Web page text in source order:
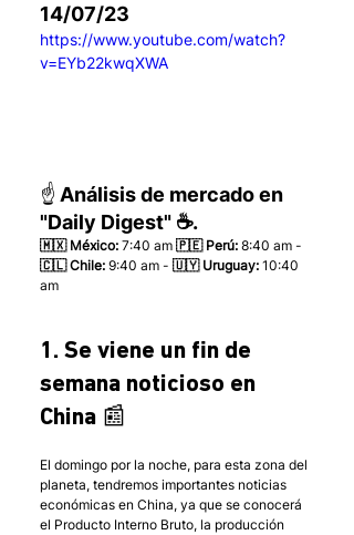
14/07/23
https://www.youtube.com/watch?
v=EYb22kwqXWA
☝️ Análisis de mercado en
"Daily Digest" ☕.
🇲🇽 México: 7:40 am 🇵🇪 Perú: 8:40 am -
🇨🇱 Chile: 9:40 am - 🇺🇾 Uruguay: 10:40
am
1. Se viene un fin de
semana noticioso en
China 📰
El domingo por la noche, para esta zona del
planeta, tendremos importantes noticias
económicas en China, ya que se conocerá
el Producto Interno Bruto, la producción